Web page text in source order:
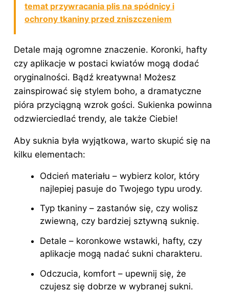
temat przywracania plis na spódnicy i
ochrony tkaniny przed zniszczeniem
Detale mają ogromne znaczenie. Koronki, hafty
czy aplikacje w postaci kwiatów mogą dodać
oryginalności. Bądź kreatywna! Możesz
zainspirować się stylem boho, a dramatyczne
pióra przyciągną wzrok gości. Sukienka powinna
odzwierciedlać trendy, ale także Ciebie!
Aby suknia była wyjątkowa, warto skupić się na
kilku elementach:
Odcień materiału – wybierz kolor, który
najlepiej pasuje do Twojego typu urody.
Typ tkaniny – zastanów się, czy wolisz
zwiewną, czy bardziej sztywną suknię.
Detale – koronkowe wstawki, hafty, czy
aplikacje mogą nadać sukni charakteru.
Odczucia, komfort – upewnij się, że
czujesz się dobrze w wybranej sukni.